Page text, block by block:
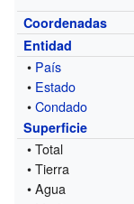
Coordenadas
Entidad
• País
• Estado
•Condado
Superficie
• Total
• Tierra
• Agua